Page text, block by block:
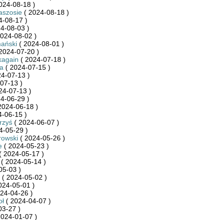
08-18 )
( 2024-08-18 )
08-17 )
08-03 )
08-02 )
( 2024-08-01 )
07-20 )
( 2024-07-18 )
( 2024-07-15 )
07-13 )
13 )
07-13 )
06-29 )
06-18 )
06-15 )
( 2024-06-07 )
05-29 )
( 2024-05-26 )
( 2024-05-23 )
2024-05-17 )
2024-05-14 )
03 )
( 2024-05-02 )
05-01 )
04-26 )
( 2024-04-07 )
27 )
01-07 )